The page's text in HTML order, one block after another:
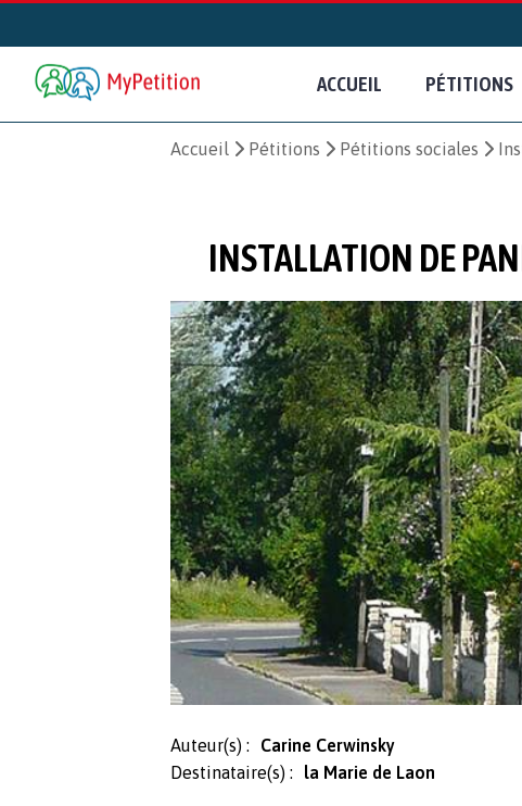
ACCUEIL PÉTITIONS
Accueil Pétitions Pétitions sociales
INSTALLATION DE
Auteur(s) :
Carine Cerwinsky
Destinataire(s) :
la Marie de Laon